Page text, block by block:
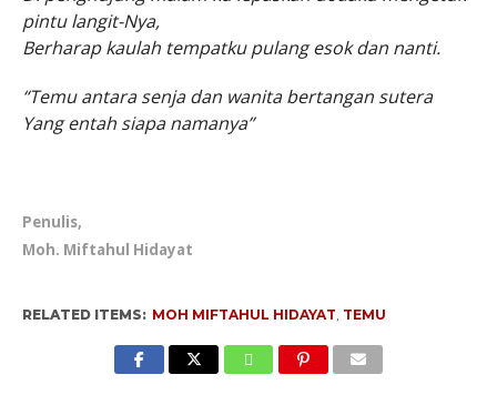
pintu langit-Nya,
Berharap kaulah tempatku pulang esok dan nanti.
“Temu antara senja dan wanita bertangan sutera
Yang entah siapa namanya”
Penulis,
Moh. Miftahul Hidayat
RELATED ITEMS: MOH MIFTAHUL HIDAYAT, TEMU